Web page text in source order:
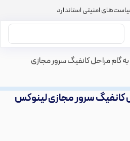
سیاست‌های امنیتی استاندارد
گام مراحل کانفیگ سرور مجازی
کانفیگ سرور مجازی لینوکس